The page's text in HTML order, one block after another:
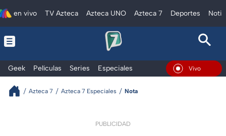
en vivo TV Azteca Azteca UNO Azteca 7 Deportes
Geek Películas Series Especiales En Vivo
Azteca 7 Azteca 7 Especiales Nota
PUBLICIDAD